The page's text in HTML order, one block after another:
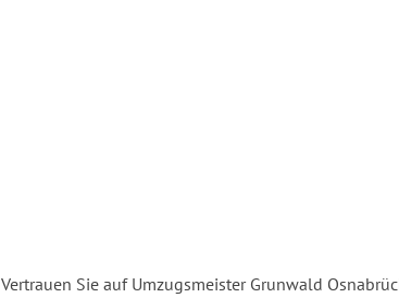
Vertrauen Sie auf Umzugsmeister Grunwald